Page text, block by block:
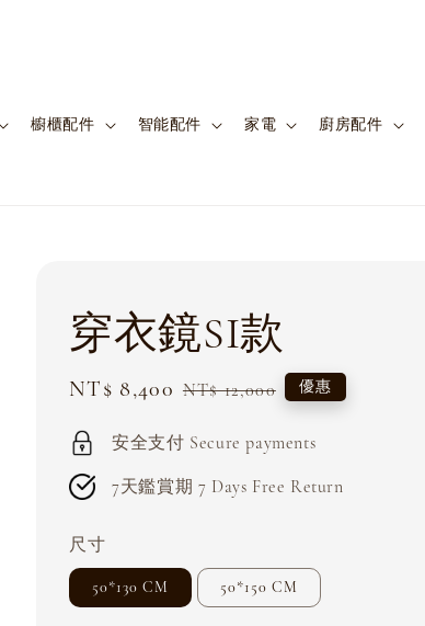
櫥櫃配件 智能配件 家電 廚房配件
穿衣鏡SI款
Sale
NT$ 8,400 Regular
NT$ 12,000 優惠
安全支付 Secure payments
7天鑑賞期 7 Days Free Return
尺寸
50*130 CM 50*150 CM